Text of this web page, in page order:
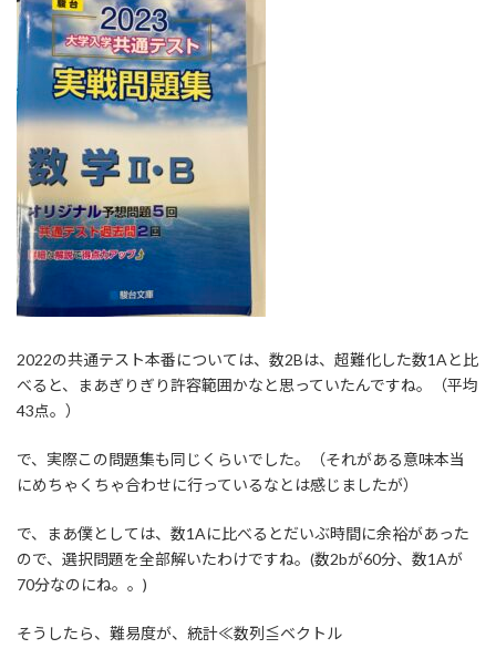
2022の共通テスト本番については、数2Bは、超難化した数1Aと比
べると、まあぎりぎり許容範囲かなと思っていたんですね。（平均
43点。）
で、実際この問題集も同じくらいでした。（それがある意味本当
にめちゃくちゃ合わせに行っているなとは感じましたが）
で、まあ僕としては、数1Aに比べるとだいぶ時間に余裕があった
ので、選択問題を全部解いたわけですね。(数2bが60分、数1Aが
70分なのにね。。)
そうしたら、難易度が、統計≪数列≦ベクトル